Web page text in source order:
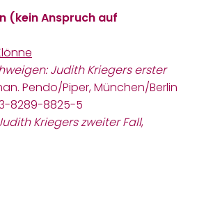
(kein Anspruch auf
Judith Kriegers erster
Pendo/Piper, München/Berlin
8289-8825-5
Kriegers zweiter Fall,